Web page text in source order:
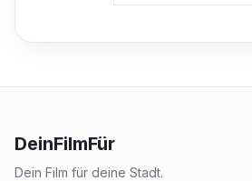
DeinFilmFür
Dein Film für deine Stadt.